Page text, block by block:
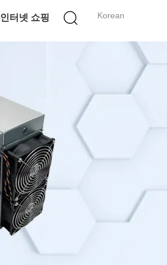
Korean
인터넷 쇼핑